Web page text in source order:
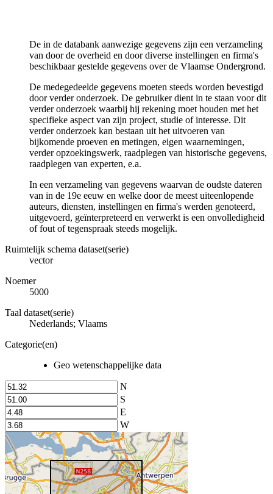
De in de databank aanwezige gegevens zijn een verzameling
van door de overheid en door diverse instellingen en firma's
beschikbaar gestelde gegevens over de Vlaamse Ondergrond.
De medegedeelde gegevens moeten steeds worden bevestigd
door verder onderzoek. De gebruiker dient in te staan voor dit
verder onderzoek waarbij hij rekening moet houden met het
specifieke aspect van zijn project, studie of interesse. Dit
verder onderzoek kan bestaan uit het uitvoeren van
bijkomende proeven en metingen, eigen waarnemingen,
verder opzoekingswerk, raadplegen van historische gegevens,
raadplegen van experten, e.a.
In een verzameling van gegevens waarvan de oudste dateren
van in de 19e eeuw en welke door de meest uiteenlopende
auteurs, diensten, instellingen en firma's werden genoteerd,
uitgevoerd, geïnterpreteerd en verwerkt is een onvolledigheid
of fout of tegenspraak steeds mogelijk.
Ruimtelijk schema dataset(serie)
vector
Noemer
5000
Taal dataset(serie)
Nederlands; Vlaams
Categorie(en)
Geo wetenschappelijke data
N
S
E
W